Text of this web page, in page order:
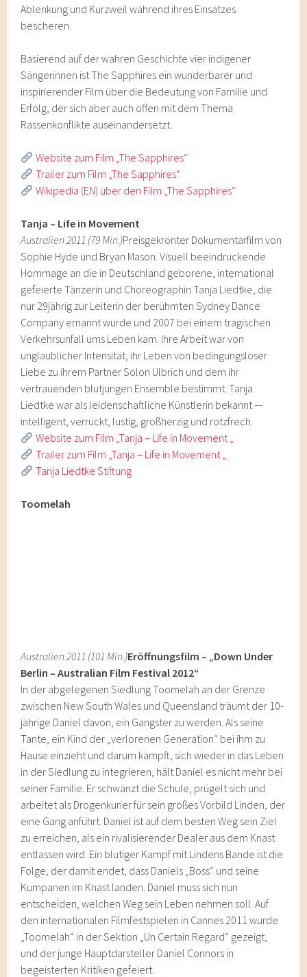
Ablenkung und Kurzweil während ihres Einsatzes
bescheren.
Basierend auf der wahren Geschichte vier indigener
Sängerinnen ist The Sapphires ein wunderbarer und
inspirierender Film über die Bedeutung von Familie und
Erfolg, der sich aber auch offen mit dem Thema
Rassenkonflikte auseinandersetzt.
Website zum Film „The Sapphires“
Trailer zum Film „The Sapphires“
Wikipedia (EN) über den Film „The Sapphires“
Tanja – Life in Movement
Australien 2011 (79 Min.)Preisgekrönter Dokumentarfilm von
Sophie Hyde und Bryan Mason. Visuell beeindruckende
Hommage an die in Deutschland geborene, international
gefeierte Tänzerin und Choreographin Tanja Liedtke, die
nur 29jährig zur Leiterin der berühmten Sydney Dance
Company ernannt wurde und 2007 bei einem tragischen
Verkehrsunfall ums Leben kam. Ihre Arbeit war von
unglaublicher Intensität, ihr Leben von bedingungsloser
Liebe zu ihrem Partner Solon Ulbrich und dem ihr
vertrauenden blutjungen Ensemble bestimmt. Tanja
Liedtke war als leidenschaftliche Künstlerin bekannt —
intelligent, verrückt, lustig, großherzig und rotzfrech.
Website zum Film „Tanja – Life in Movement „
Trailer zum Film „Tanja – Life in Movement „
Tanja Liedtke Stiftung
Toomelah
Australien 2011 (101 Min.)Eröffnungsfilm – „Down Under
Berlin – Australian Film Festival 2012“
In der abgelegenen Siedlung Toomelah an der Grenze
zwischen New South Wales und Queensland träumt der 10-
jährige Daniel davon, ein Gangster zu werden. Als seine
Tante, ein Kind der „verlorenen Generation“ bei ihm zu
Hause einzieht und darum kämpft, sich wieder in das Leben
in der Siedlung zu integrieren, hält Daniel es nicht mehr bei
seiner Familie. Er schwänzt die Schule, prügelt sich und
arbeitet als Drogenkurier für sein großes Vorbild Linden, der
eine Gang anführt. Daniel ist auf dem besten Weg sein Ziel
zu erreichen, als ein rivalisierender Dealer aus dem Knast
entlassen wird. Ein blutiger Kampf mit Lindens Bande ist die
Folge, der damit endet, dass Daniels „Boss“ und seine
Kumpanen im Knast landen. Daniel muss sich nun
entscheiden, welchen Weg sein Leben nehmen soll. Auf
den internationalen Filmfestspielen in Cannes 2011 wurde
„Toomelah“ in der Sektion „Un Certain Regard“ gezeigt,
und der junge Hauptdarsteller Daniel Connors in
begeisterten Kritiken gefeiert.